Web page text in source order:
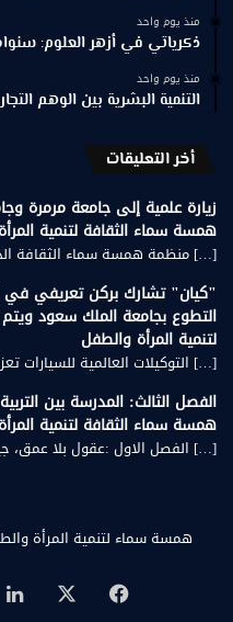
منذ يوم واحد
ذكرياتي في أزهر العلوم:
منذ يوم واحد
التنمية البشرية بين الوهم
أخر التعليقات
همسة سماء الثقافة لتنمية
[…] منظمة همسة سماء الثقافة
"كيان" تشارك بركن تعريفي في
التطوع بجامعة الملك سعود
لتنمية المرأة والطفل
[…] التوكيلات العالمية للسيارات
الفصل الثالث: المدرسة بين
همسة سماء الثقافة لتنمية
[…] الفصل الاول :عقول بلا عمق،
همسة سماء لتنمية المرأة
فيسبوك